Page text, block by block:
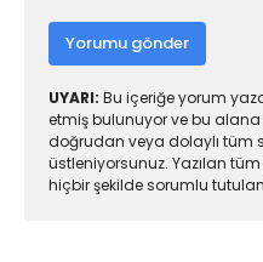
Yorumu gönder
UYARI: Bu içeriğe yorum
etmiş bulunuyor ve bu alana
doğrudan veya dolaylı tüm
üstleniyorsunuz. Yazılan
hiçbir şekilde sorumlu